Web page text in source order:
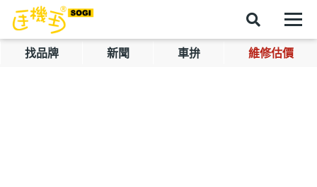
找品牌 新聞 車拚 維修估價